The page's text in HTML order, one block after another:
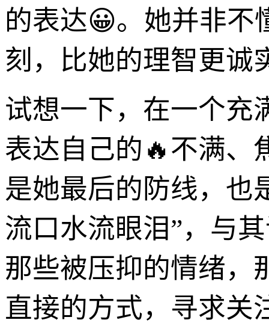
的表达😀。她并非不
刻，比她的理智更诚
试想一下，在一个充
表达自己的🔥不满、
是她最后的防线，也
流口水流眼泪”，与
那些被压抑的情绪，
直接的方式，寻求关